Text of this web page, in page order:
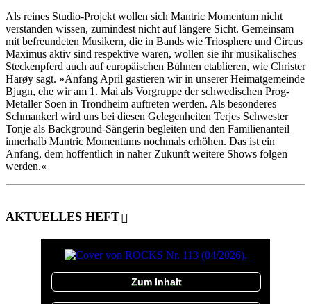
Als reines Studio-Projekt wollen sich Mantric Momentum nicht
verstanden wissen, zumindest nicht auf längere Sicht. Gemeinsam
mit befreundeten Musikern, die in Bands wie Triosphere und Circus
Maximus aktiv sind respektive waren, wollen sie ihr musikalisches
Steckenpferd auch auf europäischen Bühnen etablieren, wie Christer
Harøy sagt. »Anfang April gastieren wir in unserer Heimatgemeinde
Bjugn, ehe wir am 1. Mai als Vorgruppe der schwedischen Prog-
Metaller Soen in Trondheim auftreten werden. Als besonderes
Schmankerl wird uns bei diesen Gelegenheiten Terjes Schwester
Tonje als Background-Sängerin begleiten und den Familienanteil
innerhalb Mantric Momentums nochmals erhöhen. Das ist ein
Anfang, dem hoffentlich in naher Zukunft weitere Shows folgen
werden.«
AKTUELLES HEFT
Zum Inhalt